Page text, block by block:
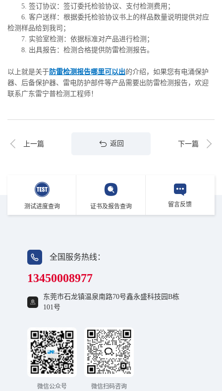
5. 签订协议：签订委托检验协议、支付检测费用；
6. 客户送样：根据委托检验协议书上的样品数量说明提供对应
检测样品给到我司；
7. 实验室检测：依据标准对产品进行检测；
8. 出具报告：检测合格提供防雷检测报告。
以上就是关于防雷检测报告哪里可以出的介绍，如果您有电涌保护
器、后备保护器、雷电防护部件等产品需要出防雷检测报告，欢迎
联系广东雷宁普检测工程师！
上一篇 返回 下一篇
测试进度查询 证书及报告查询 留言反馈
全国服务热线：
13450008977
东莞市石龙镇温泉南路70号鑫永盛科技园B栋
101号
微信公众号 微信扫码咨询